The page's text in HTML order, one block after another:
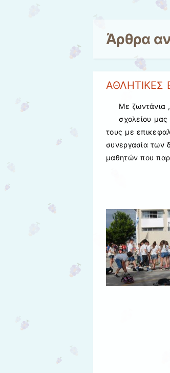
Άρθρα
ΑΘΛΗΤΙΚΕΣ
Με ζωντάνια
σχολείου
τους με
συνεργασία των
μαθητών που